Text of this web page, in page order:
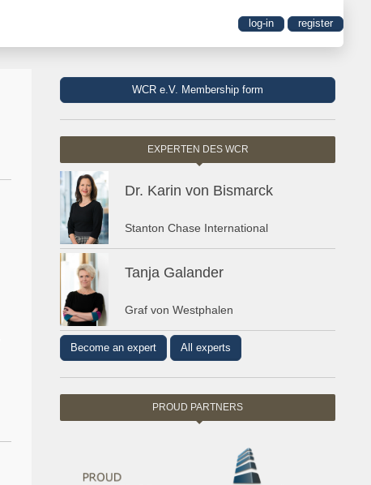
log-in register
WCR e.V. Membership form
EXPERTEN DES WCR
Dr. Karin von Bismarck
Stanton Chase International
Tanja Galander
Graf von Westphalen
Become an expert All experts
PROUD PARTNERS